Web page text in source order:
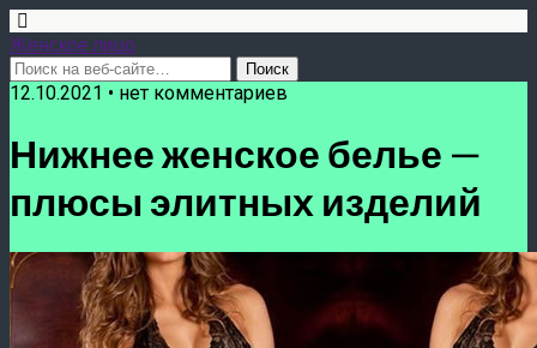
Женское лицо
12.10.2021 • нет комментариев
Нижнее женское белье —
плюсы элитных изделий